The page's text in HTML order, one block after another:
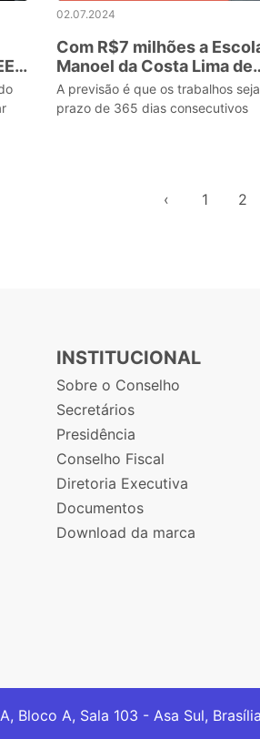
02.07.2024
Com R$7 milhões a
Manoel da Costa Lima de
Bataguassu/MS passará
geral
A previsão é que os trabalhos
prazo de 365 dias consecutivos
‹ 1 2
INSTITUCIONAL
Sobre o Conselho
Secretários
Presidência
Conselho Fiscal
Diretoria Executiva
Documentos
Download da marca
Bloco A, Sala 103 - Asa Sul,